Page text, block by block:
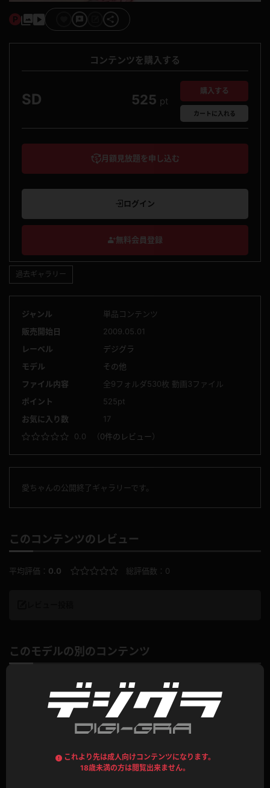
これより先は成人向けコンテンツになります。
18歳未満の方は閲覧出来ません。
過去ギャラリー
ジャンル
単品コンテンツ
販売開始日
2009.05.01
レーベル
デジグラ
モデル
その他
ファイル内容
全9フォルダ530枚 動画3ファイル
ポイント
525pt
お気に入り数
17
0.0
（0件のレビュー）
愛ちゃんの公開終了ギャラリーです。
コンテンツを購入する
SD 525 pt
購入する
カート に入れる
月額見放題を申し込む
ログイン
無料会員登録
このコンテンツのレビュー
平均評価： 0.0 総評価数： 0
このモデルの別のコンテンツ